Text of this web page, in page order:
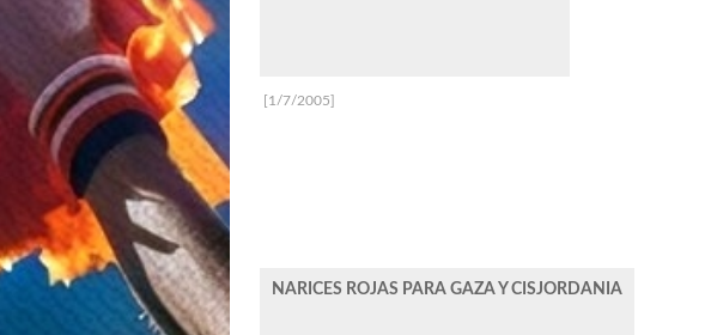
NARICES ROJAS PARA GAZA Y CISJORDANIA
[1/7/2005]